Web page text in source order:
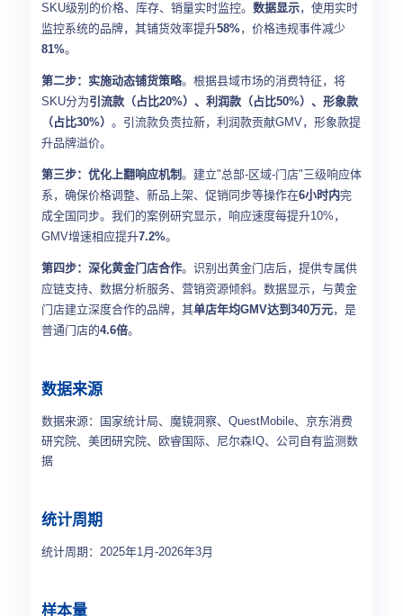
SKU级别的价格、库存、销量实时监控。 数据显示，使用实时
监控系统的品牌，其铺货效率提升58%，价格违规事件减少
81%。
第二步：实施动态铺货策略。根据县域市场的消费特征，将
SKU分为引流款（占比20%）、利润款（占比50%）、形象款
（占比30%） 。引流款负责拉新，利润款贡献GMV，形象款提
升品牌溢价。
第三步：优化上翻响应机制。建立"总部-区域-门店"三级响应体
系，确保价格调整、新品上架、促销同步等操作在6小时内完
成全国同步。我们的案例研究显示，响应速度每提升10%，
GMV增速相应提升7.2%。
第四步：深化黄金门店合作。识别出黄金门店后，提供专属供
应链支持、数据分析服务、营销资源倾斜。数据显示，与黄金
门店建立深度合作的品牌，其单店年均GMV达到340万元，是
普通门店的4.6倍。
数据来源
数据来源：国家统计局、魔镜洞察、QuestMobile、京东消费
研究院、美团研究院、欧睿国际、尼尔森IQ、公司自有监测数
据
统计周期
统计周期：2025年1月-2026年3月
样本量